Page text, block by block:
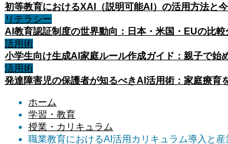
初等教育におけるXAI（説明可能AI）の活用方法と
リテラシー
AI教育認証制度の世界動向：日本・米国・EUの比
活用術
小学生向け生成AI家庭ルール作成ガイド：親子で始
活用術
発達障害児の保護者が知るべきAI活用術：家庭療育
ホーム
学習・教育
授業・カリキュラム
職業教育におけるAI活用カリキュラム導入と